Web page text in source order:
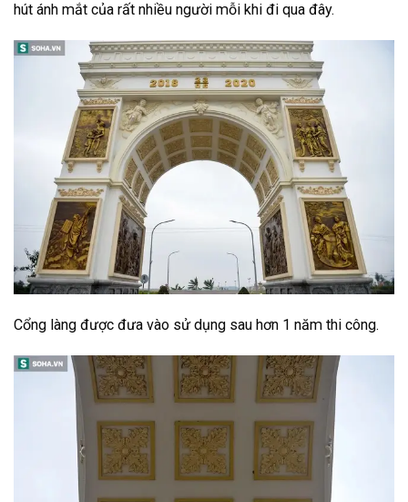
hút ánh mắt của rất nhiều người mỗi khi đi qua đây.
Cổng làng được đưa vào sử dụng sau hơn 1 năm thi công.